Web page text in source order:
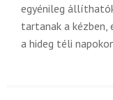
egyénileg
tartanak a
a hideg téli